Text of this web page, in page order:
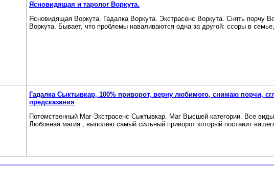
Ясновидящая и таролог Воркута.
Ясновидящая Воркута. Гадалка Воркута. Экстрасенс Воркута. Снять порчу
Воркута. Бывает, что проблемы наваливаются одна за другой: ссоры в
Гадалка Сыктывкар, 100% приворот, верну любимого, снимаю порчи,
предсказания
Потомственный Маг-Экстрасенс Сыктывкар. Маг Высшей категории. Все
Любовная магия , выполню самый сильный приворот который поставит